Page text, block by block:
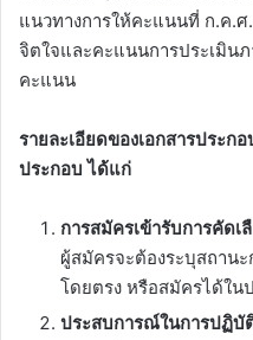
แนวทางการให้คะแนนที่ ก.ค.ศ
จิตใจและคะแนนการประเมิน
คะแนน
รายละเอียดของเอกสารประ
ประกอบ ได้แก่
การสมัครเข้ารับการคัดเ
ผู้สมัครจะต้องระบุสถาน
โดยตรง หรือสมัครได้ใน
ประสบการณ์ในการปฏิ